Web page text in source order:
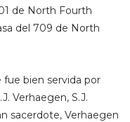
de North Fourth
del 709 de North
fue bien servida por
Verhaegen, S.J.
sacerdote, Verhaegen